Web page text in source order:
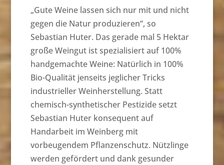
„Gute Weine lassen sich nur mit und nicht
gegen die Natur produzieren“, so
Sebastian Huter. Das gerade mal 5 Hektar
große Weingut ist spezialisiert auf 100%
handgemachte Weine: Natürlich in 100%
Bio-Qualität jenseits jeglicher Tricks
industrieller Weinherstellung. Statt
chemisch-synthetischer Pestizide setzt
Sebastian Huter konsequent auf
Handarbeit im Weinberg mit
vorbeugendem Pflanzenschutz. Nützlinge
werden gefördert und dank gesunder